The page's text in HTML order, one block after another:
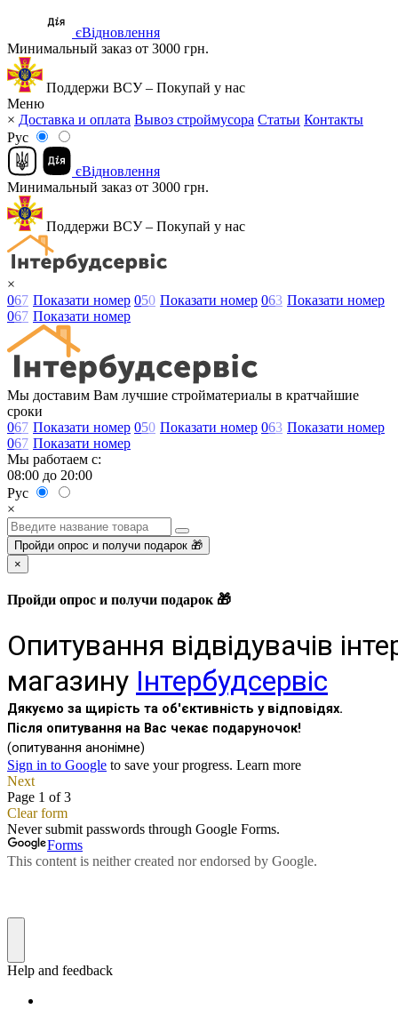
єВідновлення
Минимальный заказ от 3000 грн.
Поддержи ВСУ – Покупай у нас
Меню
× Доставка и оплата Вывоз строймусора Статьи Контакты
Рус
єВідновлення
Минимальный заказ от 3000 грн.
Поддержи ВСУ – Покупай у нас
×
067 Показати номер 050 Показати номер 063 Показати номер
067 Показати номер
Мы доставим Вам лучшие стройматериалы в кратчайшие
сроки
067 Показати номер 050 Показати номер 063 Показати номер
067 Показати номер
Мы работаем с:
08:00 до 20:00
Рус
×
Пройди опрос и получи подарок 🎁
×
Пройди опрос и получи подарок 🎁